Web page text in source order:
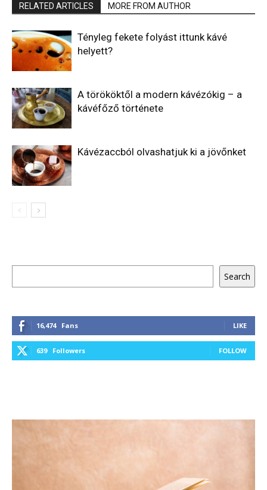
RELATED ARTICLES MORE FROM AUTHOR
Tényleg fekete folyást ittunk kávé
helyett?
A törököktől a modern kávézókig – a
kávéfőző története
Kávézaccból olvashatjuk ki a jövőnket
Search
16,474 Fans LIKE
639 Followers FOLLOW